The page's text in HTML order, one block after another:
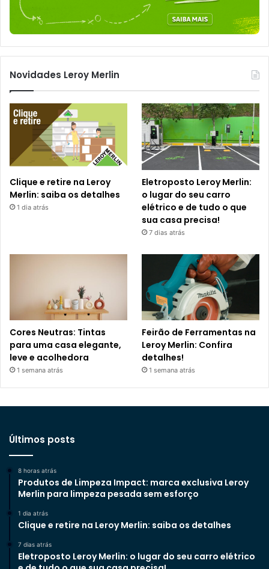
Novidades Leroy Merlin
Clique e retire na Leroy
Merlin: saiba os detalhes
1 dia atrás
Eletroposto Leroy Merlin:
o lugar do seu carro
elétrico e de tudo o que
sua casa precisa!
7 dias atrás
Cores Neutras: Tintas
para uma casa elegante,
leve e acolhedora
1 semana atrás
Feirão de Ferramentas na
Leroy Merlin: Confira
detalhes!
1 semana atrás
Últimos posts
8 horas atrás
Produtos de Limpeza Impact: marca exclusiva Leroy
Merlin para limpeza pesada sem esforço
1 dia atrás
Clique e retire na Leroy Merlin: saiba os detalhes
7 dias atrás
Eletroposto Leroy Merlin: o lugar do seu carro elétrico